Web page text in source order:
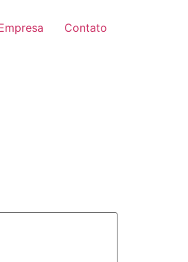
Contato